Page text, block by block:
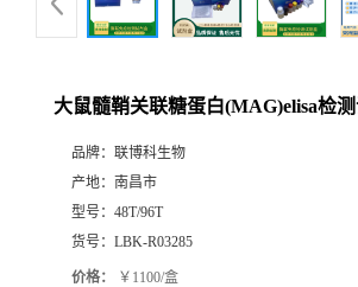
大鼠髓鞘关联糖蛋白(MAG)elisa检
品牌： 联博科生物
产地： 南昌市
型号： 48T/96T
货号： LBK-R03285
价格： ￥1100/盒